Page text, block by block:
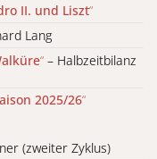
II. und Liszt“
Lang
“ – Halbzeitbilanz
2025/26“
(zweiter Zyklus)